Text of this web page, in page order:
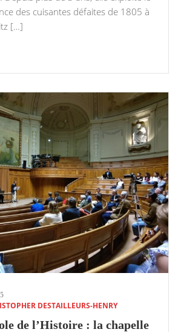
des cuisantes défaites de 1805 à
[…]
DESTAILLEURS-HENRY
de l’Histoire : la chapelle